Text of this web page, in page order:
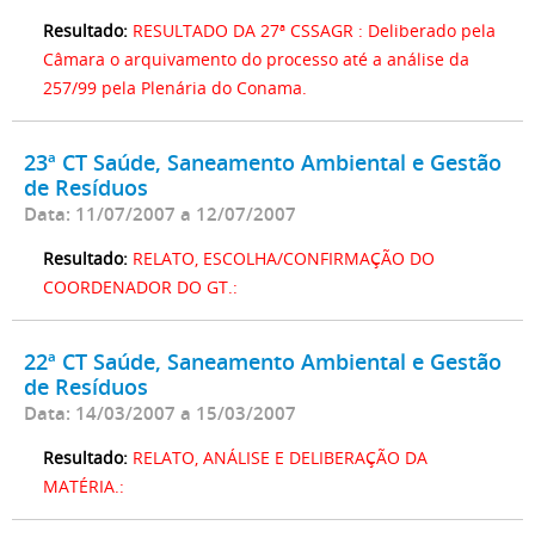
Resultado: RESULTADO DA 27ª CSSAGR : Deliberado pela
Câmara o arquivamento do processo até a análise da
257/99 pela Plenária do Conama.
23ª CT Saúde, Saneamento Ambiental e Gestão
de Resíduos
Data: 11/07/2007 a 12/07/2007
Resultado: RELATO, ESCOLHA/CONFIRMAÇÃO DO
COORDENADOR DO GT.:
22ª CT Saúde, Saneamento Ambiental e Gestão
de Resíduos
Data: 14/03/2007 a 15/03/2007
Resultado: RELATO, ANÁLISE E DELIBERAÇÃO DA
MATÉRIA.: